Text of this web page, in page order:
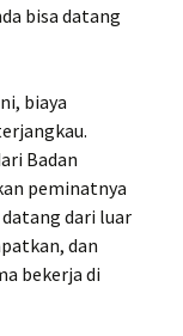
bisa datang
biaya
Badan
peminatnya
dari luar
dan
bekerja di